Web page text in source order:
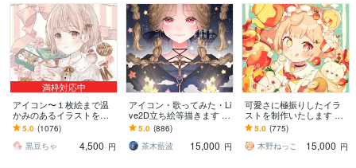
満枠対応中
アイコン〜１枚絵まで温
かみのあるイラストを描
きます ★ココナラ自体が
初めての方も、お気軽に
ご相談ください♪★
5.0 (1076)
黒豆ちゃ
4,500 円
アイコン・歌ってみた・Li
ve2D立ち絵等描きます ち
びキャラや配信用イラス
ト等、幅広く制作してい
ます！
5.0 (886)
茶木藍波
15,000 円
可愛さに極振りしたイラ
ストを制作いたします ★
商用利用＆二次利用込
み！ミニキャラは小物２
点まで無料！★
5.0 (775)
木野ねっこ
15,000 円